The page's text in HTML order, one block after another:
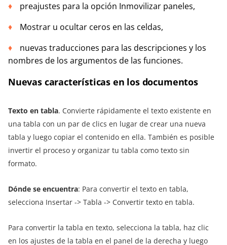
preajustes para la opción Inmovilizar paneles,
Mostrar u ocultar ceros en las celdas,
nuevas traducciones para las descripciones y los
nombres de los argumentos de las funciones.
Nuevas características en los documentos
Texto en tabla. Convierte rápidamente el texto existente en
una tabla con un par de clics en lugar de crear una nueva
tabla y luego copiar el contenido en ella. También es posible
invertir el proceso y organizar tu tabla como texto sin
formato.
Dónde se encuentra: Para convertir el texto en tabla,
selecciona Insertar -> Tabla -> Convertir texto en tabla.
Para convertir la tabla en texto, selecciona la tabla, haz clic
en los ajustes de la tabla en el panel de la derecha y luego